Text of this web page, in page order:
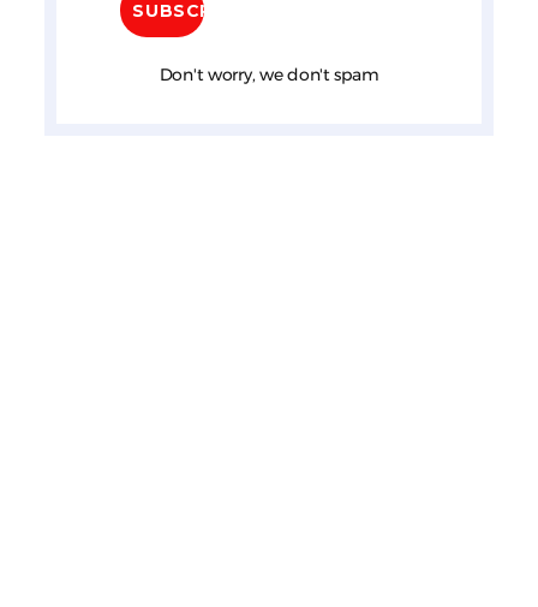
Don't worry, we don't spam